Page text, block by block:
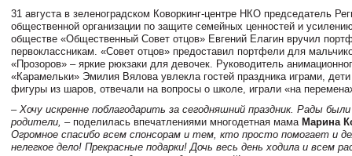
31 августа в зеленоградском Коворкинг-центре НКО председатель
общественной организации по защите семейных ценностей и
обществе «Общественный Совет отцов» Евгений Елагин вручил
первоклассникам. «Совет отцов» предоставил портфели для
«Прозоров» – яркие рюкзаки для девочек. Руководитель
«Карамельки» Эмилия Вялова увлекла гостей праздника играми,
фигуры из шаров, отвечали на вопросы о школе, играли «на
– Хочу искренне поблагодарить за сегодняшний праздник. Рады
родители, – поделилась впечатлениями многодетная мама Марина
Огромное спасибо всем спонсорам и тем, кто просто помогает и
нелегкое дело! Прекрасные подарки! Дочь весь день ходила и всем